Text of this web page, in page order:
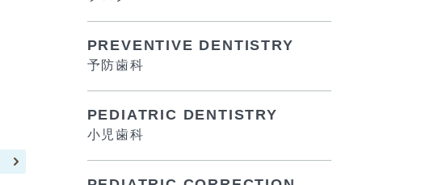
PREVENTIVE DENTISTRY
予防歯科
PEDIATRIC DENTISTRY
小児歯科